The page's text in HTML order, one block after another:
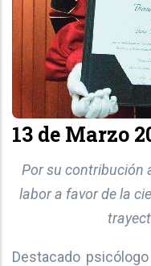
13 de Marzo
Por su contribución
labor a favor de la
Destacado